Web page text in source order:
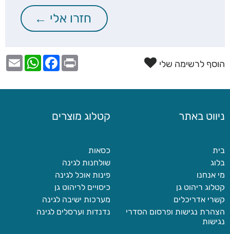
הוסף לרשימה שלי
ניווט באתר
בית
בלוג
מי אנחנו
קטלוג ריהוט גן
קשרי אדריכלים
הצהרת נגישות ופרסום הסדרי
נגישות
קטלוג מוצרים
כסאות
שולחנות לגינה
פינות אוכל לגינה
כיסויים לריהוט גן
מערכות ישיבה לגינה
נדנדות וערסלים לגינה